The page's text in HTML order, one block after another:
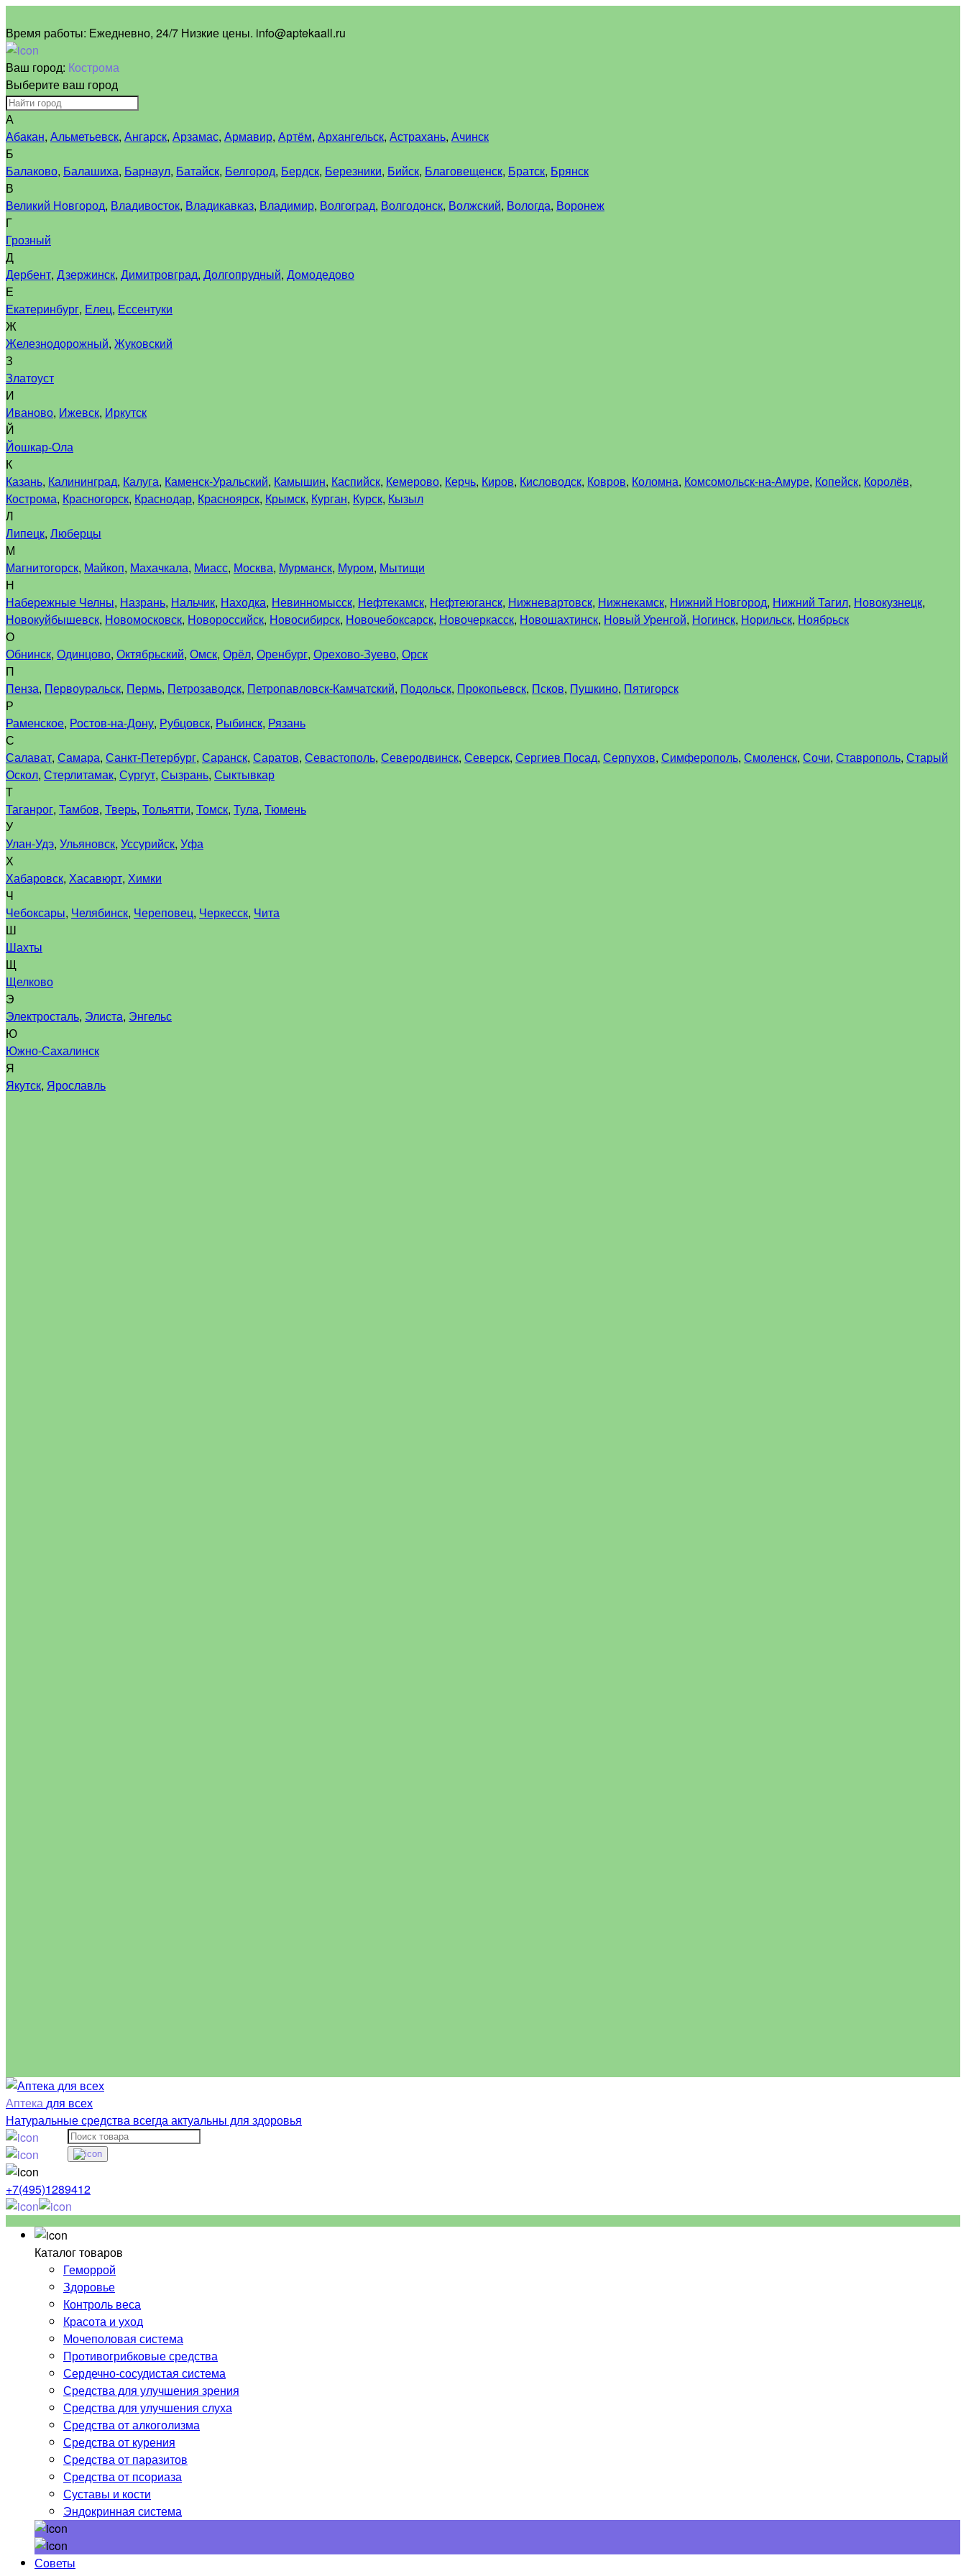
Время работы: Ежедневно, 24/7 Низкие цены. info@aptekaall.ru
Ваш город: Кострома
Выберите ваш город
А
Абакан, Альметьевск, Ангарск, Арзамас, Армавир, Артём, Архангельск, Астрахань, Ачинск
Б
Балаково, Балашиха, Барнаул, Батайск, Белгород, Бердск, Березники, Бийск, Благовещенск, Братск, Брянск
В
Великий Новгород, Владивосток, Владикавказ, Владимир, Волгоград, Волгодонск, Волжский, Вологда, Воронеж
Г
Грозный
Д
Дербент, Дзержинск, Димитровград, Долгопрудный, Домодедово
Е
Екатеринбург, Елец, Ессентуки
Ж
Железнодорожный, Жуковский
З
Златоуст
И
Иваново, Ижевск, Иркутск
Й
Йошкар-Ола
К
Казань, Калининград, Калуга, Каменск-Уральский, Камышин, Каспийск, Кемерово, Керчь, Киров, Кисловодск, Ковров, Коломна, Комсомольск-на-Амуре, Копейск, Королёв,
Кострома, Красногорск, Краснодар, Красноярск, Крымск, Курган, Курск, Кызыл
Л
Липецк, Люберцы
М
Магнитогорск, Майкоп, Махачкала, Миасс, Москва, Мурманск, Муром, Мытищи
Н
Набережные Челны, Назрань, Нальчик, Находка, Невинномысск, Нефтекамск, Нефтеюганск, Нижневартовск, Нижнекамск, Нижний Новгород, Нижний Тагил, Новокузнецк,
Новокуйбышевск, Новомосковск, Новороссийск, Новосибирск, Новочебоксарск, Новочеркасск, Новошахтинск, Новый Уренгой, Ногинск, Норильск, Ноябрьск
О
Обнинск, Одинцово, Октябрьский, Омск, Орёл, Оренбург, Орехово-Зуево, Орск
П
Пенза, Первоуральск, Пермь, Петрозаводск, Петропавловск-Камчатский, Подольск, Прокопьевск, Псков, Пушкино, Пятигорск
Р
Раменское, Ростов-на-Дону, Рубцовск, Рыбинск, Рязань
С
Салават, Самара, Санкт-Петербург, Саранск, Саратов, Севастополь, Северодвинск, Северск, Сергиев Посад, Серпухов, Симферополь, Смоленск, Сочи, Ставрополь, Старый
Оскол, Стерлитамак, Сургут, Сызрань, Сыктывкар
Т
Таганрог, Тамбов, Тверь, Тольятти, Томск, Тула, Тюмень
У
Улан-Удэ, Ульяновск, Уссурийск, Уфа
Х
Хабаровск, Хасавюрт, Химки
Ч
Чебоксары, Челябинск, Череповец, Черкесск, Чита
Ш
Шахты
Щ
Щелково
Э
Электросталь, Элиста, Энгельс
Ю
Южно-Сахалинск
Я
Якутск, Ярославль
Аптекадля всех
Натуральные средства всегда актуальны для здоровья
+7(495)1289412
Каталог товаров
Геморрой
Здоровье
Контроль веса
Красота и уход
Мочеполовая система
Противогрибковые средства
Сердечно-сосудистая система
Средства для улучшения зрения
Средства для улучшения слуха
Средства от алкоголизма
Средства от курения
Средства от паразитов
Средства от псориаза
Суставы и кости
Эндокринная система
Советы